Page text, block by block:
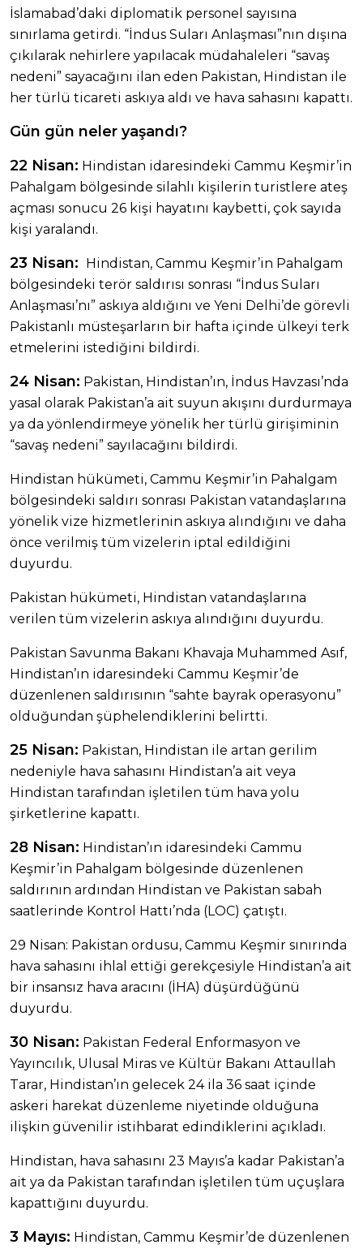
İslamabad’daki diplomatik personel sayısına
sınırlama getirdi. “İndus Suları Anlaşması”nın dışına
çıkılarak nehirlere yapılacak müdahaleleri “savaş
nedeni” sayacağını ilan eden Pakistan, Hindistan ile
her türlü ticareti askıya aldı ve hava sahasını kapattı.
Gün gün neler yaşandı?
22 Nisan: Hindistan idaresindeki Cammu Keşmir’in
Pahalgam bölgesinde silahlı kişilerin turistlere ateş
açması sonucu 26 kişi hayatını kaybetti, çok sayıda
kişi yaralandı.
23 Nisan: Hindistan, Cammu Keşmir’in Pahalgam
bölgesindeki terör saldırısı sonrası “İndus Suları
Anlaşması’nı” askıya aldığını ve Yeni Delhi’de görevli
Pakistanlı müsteşarların bir hafta içinde ülkeyi terk
etmelerini istediğini bildirdi.
24 Nisan: Pakistan, Hindistan’ın, İndus Havzası’nda
yasal olarak Pakistan’a ait suyun akışını durdurmaya
ya da yönlendirmeye yönelik her türlü girişiminin
“savaş nedeni” sayılacağını bildirdi.
Hindistan hükümeti, Cammu Keşmir’in Pahalgam
bölgesindeki saldırı sonrası Pakistan vatandaşlarına
yönelik vize hizmetlerinin askıya alındığını ve daha
önce verilmiş tüm vizelerin iptal edildiğini
duyurdu.
Pakistan hükümeti, Hindistan vatandaşlarına
verilen tüm vizelerin askıya alındığını duyurdu.
Pakistan Savunma Bakanı Khavaja Muhammed Asıf,
Hindistan’ın idaresindeki Cammu Keşmir’de
düzenlenen saldırısının “sahte bayrak operasyonu”
olduğundan şüphelendiklerini belirtti.
25 Nisan: Pakistan, Hindistan ile artan gerilim
nedeniyle hava sahasını Hindistan’a ait veya
Hindistan tarafından işletilen tüm hava yolu
şirketlerine kapattı.
28 Nisan: Hindistan’ın idaresindeki Cammu
Keşmir’in Pahalgam bölgesinde düzenlenen
saldırının ardından Hindistan ve Pakistan sabah
saatlerinde Kontrol Hattı’nda (LOC) çatıştı.
29 Nisan: Pakistan ordusu, Cammu Keşmir sınırında
hava sahasını ihlal ettiği gerekçesiyle Hindistan’a ait
bir insansız hava aracını (İHA) düşürdüğünü
duyurdu.
30 Nisan: Pakistan Federal Enformasyon ve
Yayıncılık, Ulusal Miras ve Kültür Bakanı Attaullah
Tarar, Hindistan’ın gelecek 24 ila 36 saat içinde
askeri harekat düzenleme niyetinde olduğuna
ilişkin güvenilir istihbarat edindiklerini açıkladı.
Hindistan, hava sahasını 23 Mayıs’a kadar Pakistan’a
ait ya da Pakistan tarafından işletilen tüm uçuşlara
kapattığını duyurdu.
3 Mayıs: Hindistan, Cammu Keşmir’de düzenlenen